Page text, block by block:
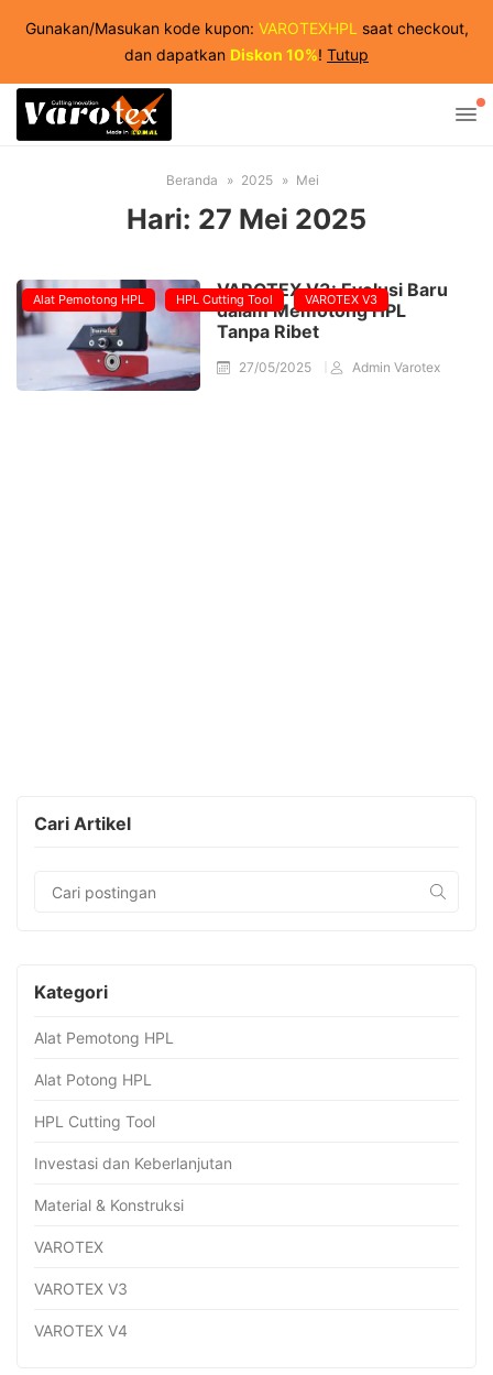
Gunakan/Masukan kode kupon: VAROTEXHPL saat checkout,
dan dapatkan Diskon 10%! Tutup
Beranda 2025 Mei
Hari: 27 Mei 2025
Alat Pemotong HPL HPL Cutting Tool VAROTEX V3
VAROTEX V3: Evolusi Baru
dalam Memotong HPL
Tanpa Ribet
27/05/2025 Admin Varotex
Cari Artikel
Kategori
Alat Pemotong HPL
Alat Potong HPL
HPL Cutting Tool
Investasi dan Keberlanjutan
Material & Konstruksi
VAROTEX
VAROTEX V3
VAROTEX V4